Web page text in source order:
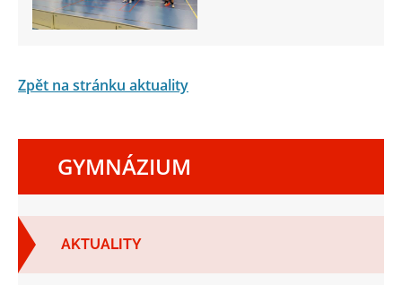
Zpět na stránku aktuality
GYMNÁZIUM
AKTUALITY